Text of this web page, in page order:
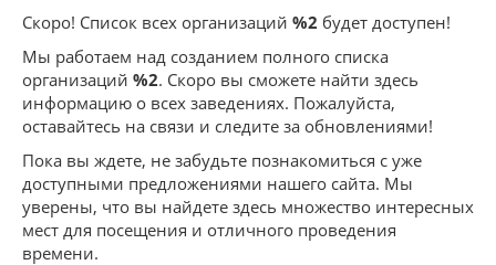
КОМАРКИ (РАЙОНЫ)
РЕЦЕПТЫ
ПРЕДЛОЖЕНИЯ
СТАТЬИ
УСЛУГИ
Скоро! Список всех организаций %2 будет доступен!
Мы работаем над созданием полного списка
организаций %2. Скоро вы сможете найти здесь
информацию о всех заведениях. Пожалуйста,
оставайтесь на связи и следите за обновлениями!
Пока вы ждете, не забудьте познакомиться с уже
доступными предложениями нашего сайта. Мы
уверены, что вы найдете здесь множество интересных
мест для посещения и отличного проведения
времени.